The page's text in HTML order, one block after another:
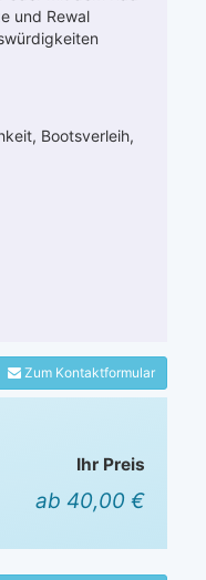
und Rewal
Bootsverleih,
Zum Kontaktformular
Ihr Preis
ab 40,00 €